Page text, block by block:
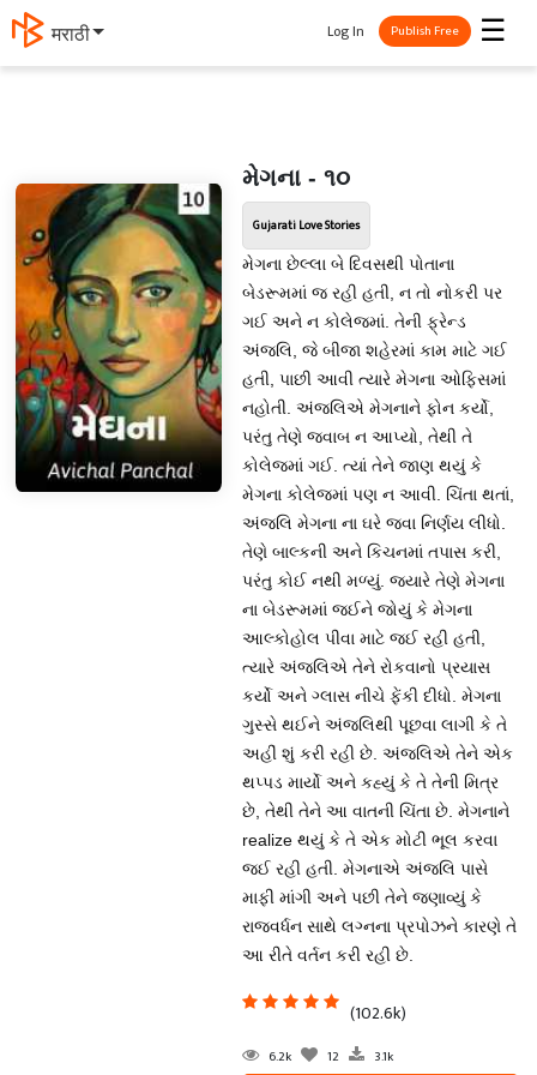
मराठी ☰
Log In Publish Free
મેગના - ૧૦
Gujarati Love Stories
મેગના છેલ્લા બે દિવસથી પોતાના
બેડરૂમમાં જ રહી હતી, ન તો નોકરી પર
ગઈ અને ન કોલેજમાં. તેની ફ્રેન્ડ
અંજલિ, જે બીજા શહેરમાં કામ માટે ગઈ
હતી, પાછી આવી ત્યારે મેગના ઓફિસમાં
નહોતી. અંજલિએ મેગનાને ફોન કર્યો,
પરંતુ તેણે જવાબ ન આપ્યો, તેથી તે
કોલેજમાં ગઈ. ત્યાં તેને જાણ થયું કે
મેગના કોલેજમાં પણ ન આવી. ચિંતા થતાં,
અંજલિ મેગના ના ઘરે જવા નિર્ણય લીધો.
તેણે બાલ્કની અને કિચનમાં તપાસ કરી,
પરંતુ કોઈ નથી મળ્યું. જ્યારે તેણે મેગના
ના બેડરૂમમાં જઈને જોયું કે મેગના
આલ્કોહોલ પીવા માટે જઈ રહી હતી,
ત્યારે અંજલિએ તેને રોકવાનો પ્રયાસ
કર્યો અને ગ્લાસ નીચે ફેંકી દીધો. મેગના
ગુસ્સે થઈને અંજલિથી પૂછવા લાગી કે તે
અહીં શું કરી રહી છે. અંજલિએ તેને એક
થપ્પડ માર્યો અને કહ્યું કે તે તેની મિત્ર
છે, તેથી તેને આ વાતની ચિંતા છે. મેગનાને
realize થયું કે તે એક મોટી ભૂલ કરવા
જઈ રહી હતી. મેગનાએ અંજલિ પાસે
માફી માંગી અને પછી તેને જણાવ્યું કે
રાજવર્ધન સાથે લગ્નના પ્રપોઝને કારણે તે
આ રીતે વર્તન કરી રહી છે.
(102.6k)
6.2k 12 3.1k